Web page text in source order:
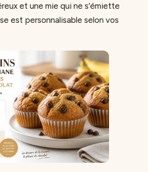
et une mie qui ne s’émiette
est personnalisable selon vos